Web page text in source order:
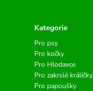
Kategorie
Pro psy
Pro kočky
Pro Hlodavce
Pro zakrslé králíčky
Pro papoušky